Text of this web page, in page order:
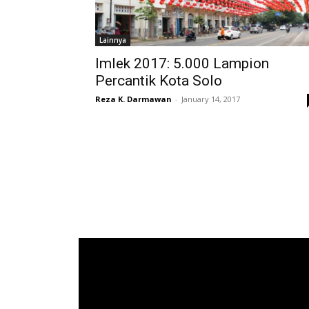
Lainnya
Imlek 2017: 5.000 Lampion
Percantik Kota Solo
Reza K. Darmawan - January 14, 2017